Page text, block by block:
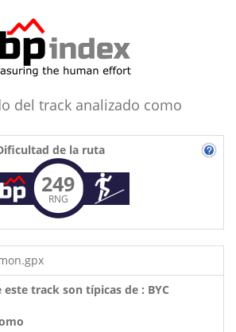
del track analizado como
de la ruta
249
RNG
este track son típicas de : BYC